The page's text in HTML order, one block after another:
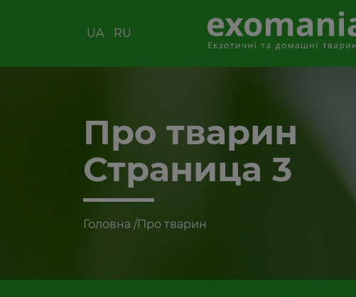
UA RU
Про тварин
Страница 3
Головна /Про тварин